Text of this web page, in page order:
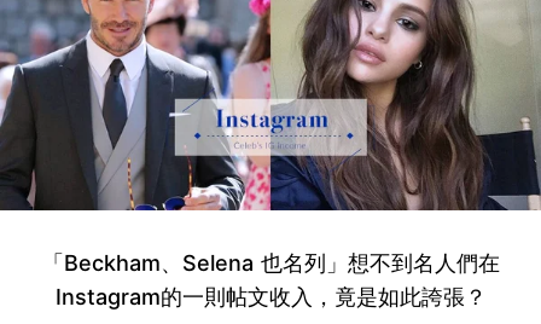
「Beckham、Selena 也名列」想不到名人們在
Instagram的一則帖文收入，竟是如此誇張？